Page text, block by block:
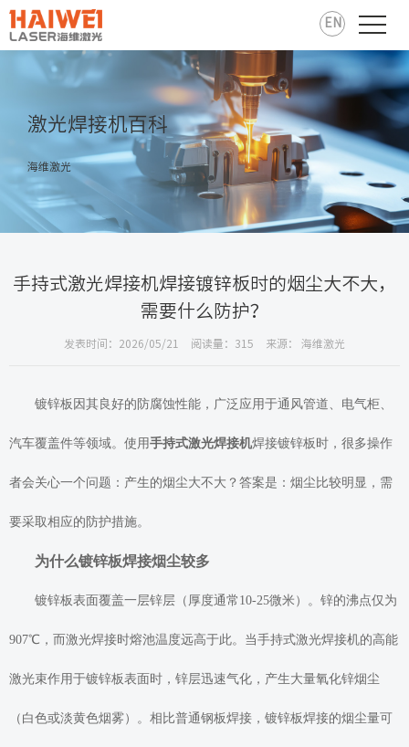
EN
激光焊接机百科
海维激光
手持式激光焊接机焊接镀锌板时的烟尘大不大，
需要什么防护？
发表时间：2026/05/21 阅读量：315 来源： 海维激光
镀锌板因其良好的防腐蚀性能，广泛应用于通风管道、电气柜、
汽车覆盖件等领域。使用手持式激光焊接机焊接镀锌板时，很多操作
者会关心一个问题：产生的烟尘大不大？答案是：烟尘比较明显，需
要采取相应的防护措施。
为什么镀锌板焊接烟尘较多
镀锌板表面覆盖一层锌层（厚度通常10-25微米）。锌的沸点仅为
907℃，而激光焊接时熔池温度远高于此。当手持式激光焊接机的高能
激光束作用于镀锌板表面时，锌层迅速气化，产生大量氧化锌烟尘
（白色或淡黄色烟雾）。相比普通钢板焊接，镀锌板焊接的烟尘量可